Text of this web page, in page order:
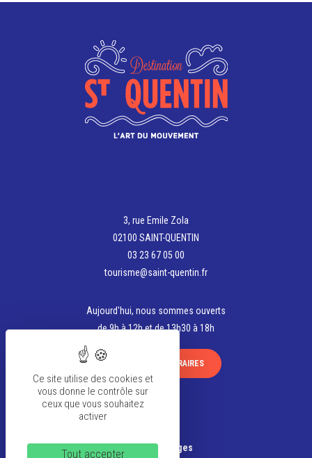
3, rue Emile Zola
02100 SAINT-QUENTIN
03 23 67 05 00
tourisme@saint-quentin.fr
Aujourd'hui, nous sommes ouverts
de 9h à 12h et de 13h30 à 18h
VOIR TOUS LES HORAIRES
Banque d'Images
Ce site utilise des cookies et
vous donne le contrôle sur
ceux que vous souhaitez
activer
Tout accepter